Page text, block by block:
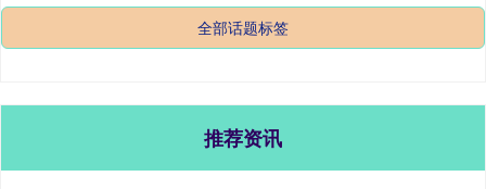
全部话题标签
推荐资讯